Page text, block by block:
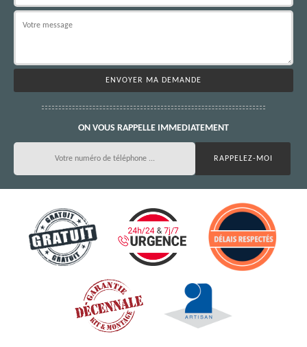
ON VOUS RAPPELLE IMMEDIATEMENT